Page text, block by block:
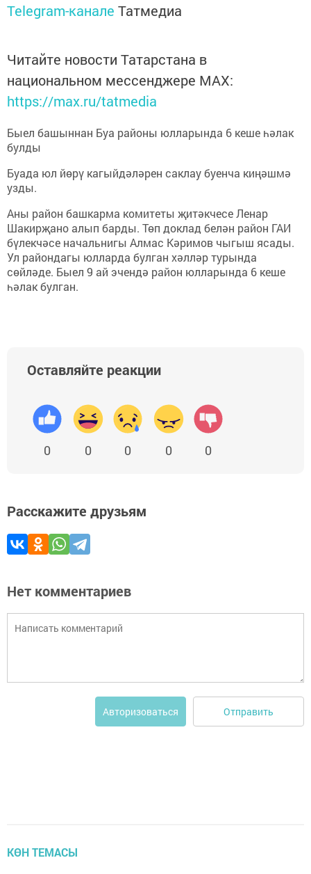
Telegram-канале Татмедиа
Читайте новости Татарстана в
национальном мессенджере MАХ:
https://max.ru/tatmedia
Быел башыннан Буа районы юлларында 6 кеше һәлак
булды
Буада юл йөрү кагыйдәләрен саклау буенча киңәшмә
узды.
Аны район башкарма комитеты җитәкчесе Ленар
Шакирҗано алып барды. Төп доклад белән район ГАИ
бүлекчәсе начальнигы Алмас Кәримов чыгыш ясады.
Ул райондагы юлларда булган хәлләр турында
сөйләде. Быел 9 ай эчендә район юлларында 6 кеше
һәлак булган.
Оставляйте реакции
0 0 0 0 0
Расскажите друзьям
Нет комментариев
Авторизоваться Отправить
КӨН ТЕМАСЫ